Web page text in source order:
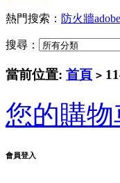
熱門搜索： 防火牆
搜尋：
當前位置: 首頁 >
您的購
會員登入